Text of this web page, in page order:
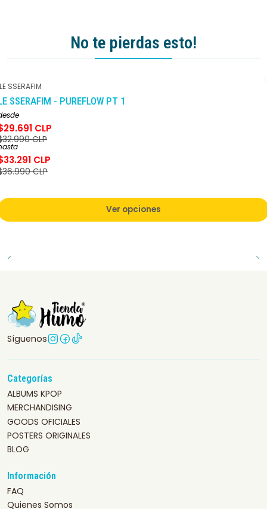
No te pierdas esto!
-10%DCTO
LE SSERAFIM
SSERAFIM - PUREFLOW PT 1
CLP
CLP
CLP
CLP
Ver opciones
Síguenos
Categorías
ALBUMS KPOP
MERCHANDISING
GOODS OFICIALES
POSTERS ORIGINALES
BLOG
Información
FAQ
Quienes Somos